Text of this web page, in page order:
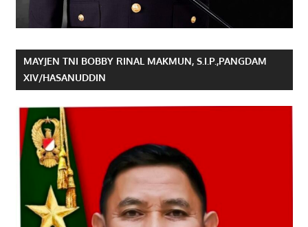
MAYJEN TNI BOBBY RINAL MAKMUN, S.I.P.,PANGDAM
XIV/HASANUDDIN